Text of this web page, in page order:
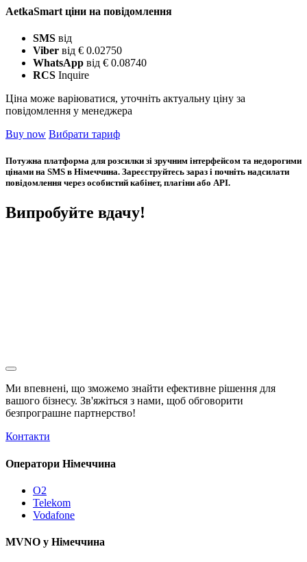
AetkaSmart ціни на повідомлення
SMS від
Viber від € 0.02750
WhatsApp від € 0.08740
RCS Inquire
Ціна може варіюватися, уточніть актуальну ціну за
повідомлення у менеджера
Buy now Вибрати тариф
Потужна платформа для розсилки зі зручним інтерфейсом та недорогими
цінами на SMS в Німеччина. Зареєструйтесь зараз і почніть надсилати
повідомлення через особистий кабінет, плагіни або API.
Випробуйте вдачу!
Ми впевнені, що зможемо знайти ефективне рішення для
вашого бізнесу. Зв'яжіться з нами, щоб обговорити
безпрограшне партнерство!
Контакти
Оператори Німеччина
O2
Telekom
Vodafone
MVNO у Німеччина